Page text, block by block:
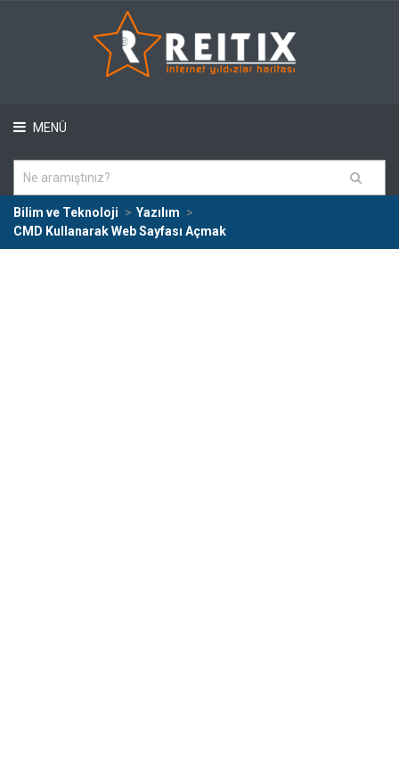
MENÜ
Bilim ve Teknoloji
Yazılım
CMD Kullanarak Web Sayfası Açmak